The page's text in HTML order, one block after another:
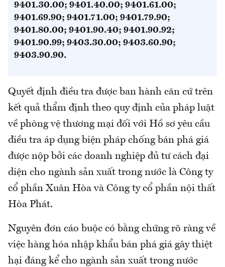
9401.30.00; 9401.40.00; 9401.61.00;
9401.69.90; 9401.71.00; 9401.79.90;
9401.80.00; 9401.90.40; 9401.90.92;
9401.90.99; 9403.30.00; 9403.60.90;
9403.90.90.
Quyết định điều tra được ban hành căn cứ trên
kết quả thẩm định theo quy định của pháp luật
về phòng vệ thương mại đối với Hồ sơ yêu cầu
điều tra áp dụng biện pháp chống bán phá giá
được nộp bởi các doanh nghiệp đủ tư cách đại
diện cho ngành sản xuất trong nước là Công ty
cổ phần Xuân Hòa và Công ty cổ phần nội thất
Hòa Phát.
Nguyên đơn cáo buộc có bằng chứng rõ ràng về
việc hàng hóa nhập khẩu bán phá giá gây thiệt
hại đáng kể cho ngành sản xuất trong nước